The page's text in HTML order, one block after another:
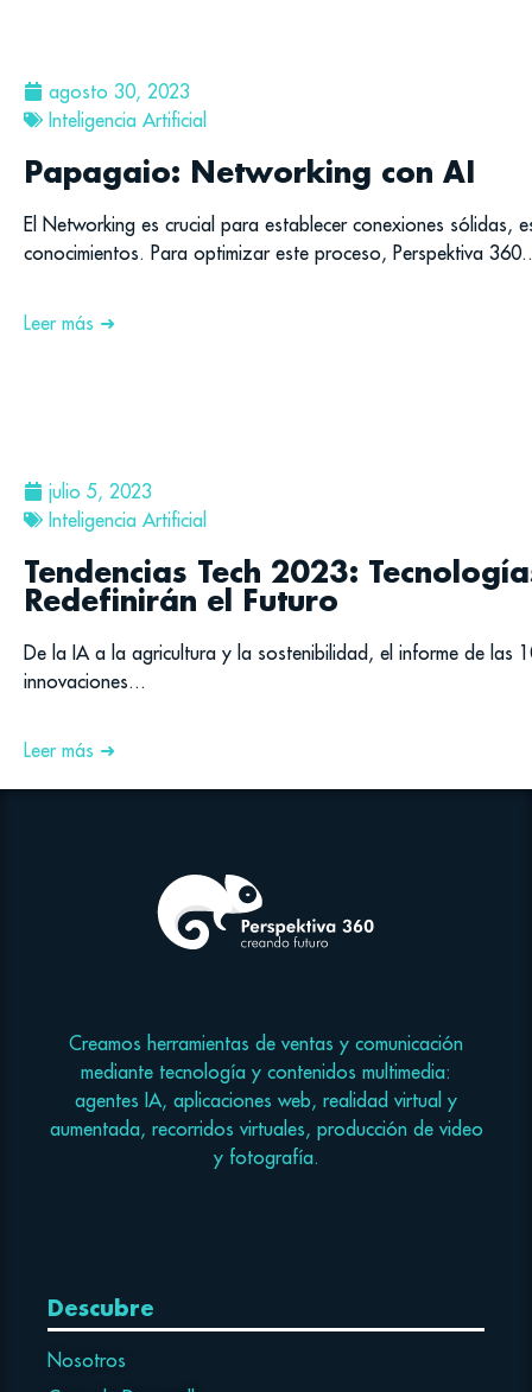
agosto 30, 2023
Inteligencia Artificial
Papagaio: Networking con AI
El Networking es crucial para establecer conexiones sólidas,
conocimientos. Para optimizar este proceso, Perspektiva
Leer más ➜
julio 5, 2023
Inteligencia Artificial
Tendencias Tech 2023:
Redefinirán el Futuro
De la IA a la agricultura y la sostenibilidad, el informe de las
innovaciones...
Leer más ➜
Creamos herramientas de ventas y comunicación
mediante tecnología y contenidos multimedia:
agentes IA, aplicaciones web, realidad virtual y
aumentada, recorridos virtuales, producción de video
y fotografía.
Descubre
Nosotros